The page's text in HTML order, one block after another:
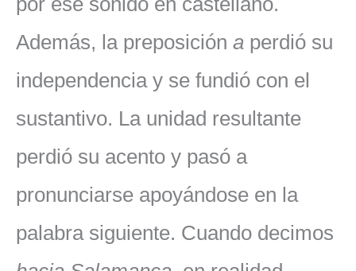
Además, la preposición a perdió su
independencia y se fundió con el
sustantivo. La unidad resultante
perdió su acento y pasó a
pronunciarse apoyándose en la
palabra siguiente. Cuando decimos